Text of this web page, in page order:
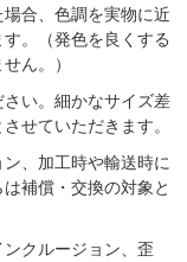
合、色調を実物に近
。（発色を良くする
ん。）
い。細かなサイズ差
せていただきます。
、加工時や輸送時に
補償・交換の対象と
クルージョン、歪